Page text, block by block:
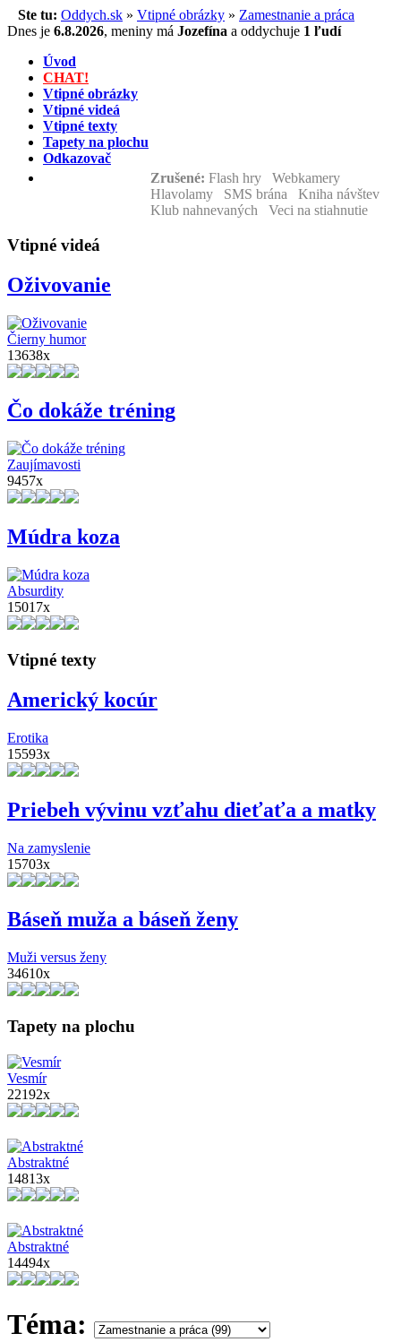
Ste tu: Oddych.sk » Vtipné obrázky » Zamestnanie a práca
Dnes je 6.8.2026, meniny má Jozefína a oddychuje 1 ľudí
Úvod
CHAT!
Vtipné obrázky
Vtipné videá
Vtipné texty
Tapety na plochu
Odkazovač
Zrušené: Flash hry Webkamery
Hlavolamy SMS brána Kniha návštev
Klub nahnevaných Veci na stiahnutie
Vtipné videá
Oživovanie
Čierny humor
13638x
Čo dokáže tréning
Zaujímavosti
9457x
Múdra koza
Absurdity
15017x
Vtipné texty
Americký kocúr
Erotika
15593x
Priebeh vývinu vzťahu dieťaťa a matky
Na zamyslenie
15703x
Báseň muža a báseň ženy
Muži versus ženy
34610x
Tapety na plochu
Vesmír
22192x
Abstraktné
14813x
Abstraktné
14494x
Téma: